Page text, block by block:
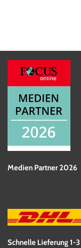
Medien Partner 2026
Schnelle Lieferung 1-3